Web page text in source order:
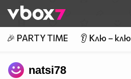
👾
🎉 PARTY TIME 👂 Клю – клю
natsi78